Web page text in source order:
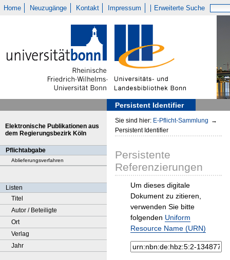
Home Neuzugänge Kontakt Impressum Erweiterte Suche
Persistent Identifier
Elektronische Publikationen aus
dem Regierungsbezirk Köln
Pflichtabgabe
Ablieferungsverfahren
Listen
Titel
Autor / Beteiligte
Ort
Verlag
Jahr
Sie sind hier: E-Pflicht-Sammlung →
Persistent Identifier
Persistente
Referenzierungen
Um dieses digitale
Dokument zu zitieren,
verwenden Sie bitte
folgenden Uniform
Resource Name (URN)